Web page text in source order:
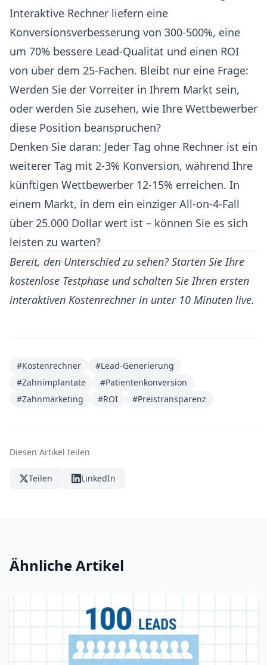
Interaktive Rechner liefern eine
Konversionsverbesserung von 300-500%, eine
um 70% bessere Lead-Qualität und einen ROI
von über dem 25-Fachen. Bleibt nur eine Frage:
Werden Sie der Vorreiter in Ihrem Markt sein,
oder werden Sie zusehen, wie Ihre Wettbewerber
diese Position beanspruchen?
Denken Sie daran: Jeder Tag ohne Rechner ist ein
weiterer Tag mit 2-3% Konversion, während Ihre
künftigen Wettbewerber 12-15% erreichen. In
einem Markt, in dem ein einziger All-on-4-Fall
über 25.000 Dollar wert ist – können Sie es sich
leisten zu warten?
Bereit, den Unterschied zu sehen? Starten Sie Ihre
kostenlose Testphase und schalten Sie Ihren ersten
interaktiven Kostenrechner in unter 10 Minuten live.
#Kostenrechner
#Lead-Generierung
#Zahnimplantate
#Patientenkonversion
#Zahnmarketing
#ROI #Preistransparenz
Diesen Artikel teilen
Teilen LinkedIn
Ähnliche Artikel